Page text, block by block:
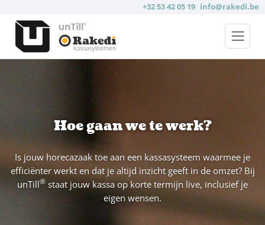
+32 53 42 05 19 info@rakedi.be
Hoe gaan we te werk?
Is jouw horecazaak toe aan een kassasysteem waarmee je
efficiënter werkt en dat je altijd inzicht geeft in de omzet? Bij
unTill® staat jouw kassa op korte termijn live, inclusief je
eigen wensen.